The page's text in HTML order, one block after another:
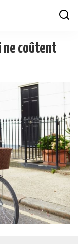
ne coûtent